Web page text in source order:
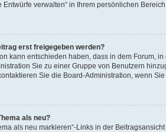
Entwürfe verwalten“ in Ihrem persönlichen
erst freigegeben werden?
kann entschieden haben, dass in dem Forum,
Sie zu einer Gruppe von Benutzern
Sie die Board-Administration, wenn
als neu?
als neu markieren“-Links in der